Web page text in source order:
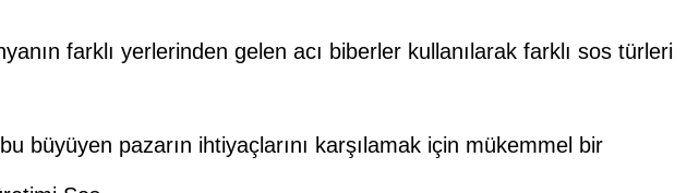
farklı yerlerinden gelen acı biberler kullanılarak farklı sos türleri
büyüyen pazarın ihtiyaçlarını karşılamak için mükemmel bir